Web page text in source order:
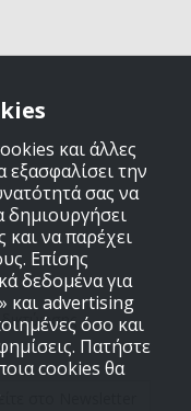
στο Newsletter
και άλλες
εξασφαλίσει την
σας να
δημιουργήσει
και να παρέχει
Επίσης
δεδομένα για
και advertising
όσο και
Πατήστε
cookies θα